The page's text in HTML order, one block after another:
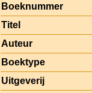
Boeknummer
Titel
Auteur
Boektype
Uitgeverij